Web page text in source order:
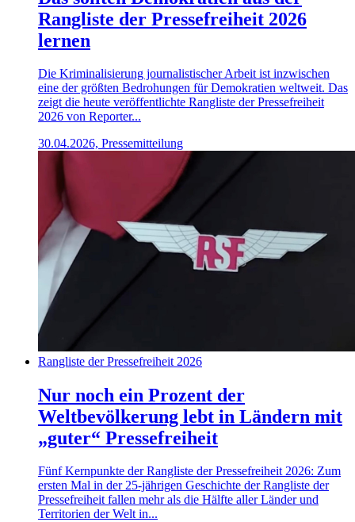
Rangliste der Pressefreiheit 2026
lernen
Die Kriminalisierung journalistischer Arbeit ist inzwischen
eine der größten Bedrohungen für Demokratien weltweit. Das
zeigt die heute veröffentlichte Rangliste der Pressefreiheit
2026 von Reporter...
30.04.2026, Pressemitteilung
Rangliste der Pressefreiheit 2026
Nur noch ein Prozent der
Weltbevölkerung lebt in Ländern mit
„guter“ Pressefreiheit
Fünf Kernpunkte der Rangliste der Pressefreiheit 2026: Zum
ersten Mal in der 25-jährigen Geschichte der Rangliste der
Pressefreiheit fallen mehr als die Hälfte aller Länder und
Territorien der Welt in...